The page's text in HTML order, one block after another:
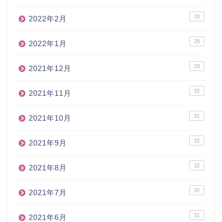
2022年2月 28
2022年1月 28
2021年12月 29
2021年11月 32
2021年10月 31
2021年9月 32
2021年8月 32
2021年7月 32
2021年6月 31